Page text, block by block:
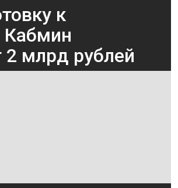
к
млрд рублей